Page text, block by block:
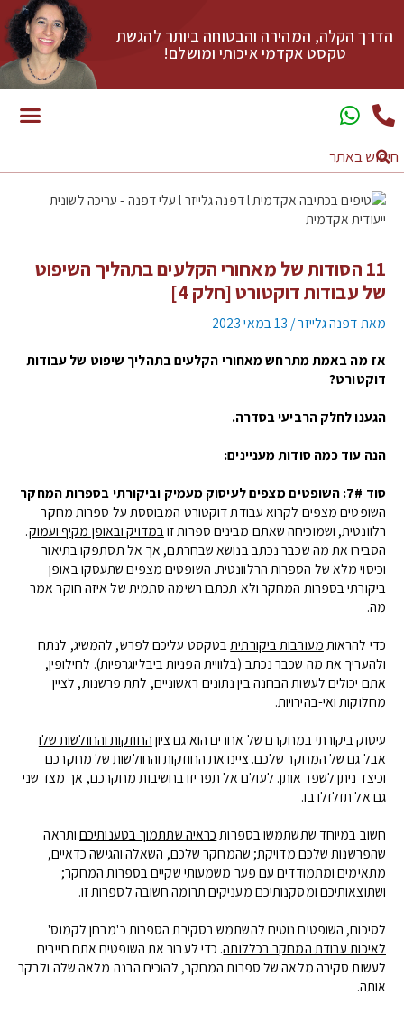
הדרך הקלה, המהירה והבטוחה ביותר להגשת
טקסט אקדמי איכותי ומושלם!
11 הסודות של מאחורי הקלעים בתהליך השיפוט
של עבודות דוקטורט [חלק 4]
מאת דפנה גלייזר/ 13 במאי 2023
אז מה באמת מתרחש מאחורי הקלעים בתהליך שיפוט של עבודות
דוקטורט?
הגענו לחלק הרביעי בסדרה.
הנה עוד כמה סודות מעניינים:
סוד 7#: השופטים מצפים לעיסוק מעמיק וביקורתי בספרות המחקר
השופטים מצפים לקרוא עבודת דוקטורט המבוססת על ספרות מחקר
רלוונטית, ושמוכיחה שאתם מבינים ספרות זובמדויק ובאופן מקיף ועמוק.
הסבירו את מה שכבר נכתב בנושא שבחרתם, אך אל תסתפקו בתיאור
וכיסוי מלא של הספרות הרלוונטית. השופטים מצפים שתעסקו באופן
ביקורתי בספרות המחקר ולא תכתבו רשימה סתמית של איזה חוקר אמר
מה.
כדי להראות מעורבות ביקורתיתבטקסט עליכם לפרש, להמשיג, לנתח
ולהעריך את מה שכבר נכתב (בלוויית הפניות ביבליוגרפיות). לחילופין,
אתם יכולים לעשות הבחנה בין נתונים ראשוניים, לתת פרשנות, לציין
מחלוקות ואי-בהירויות.
עיסוק ביקורתי במחקרם של אחרים הוא גם ציון החוזקות והחולשות שלו
אבל גם של המחקר שלכם. ציינו את החוזקות והחולשות של מחקרכם
וכיצד ניתן לשפר אותן. לעולם אל תפריזו בחשיבות מחקרכם, אך מצד שני
גם אל תזלזלו בו.
חשוב במיוחד שתשתמשו בספרות כראיה שתתמוך בטענותיכםותראה
שהפרשנות שלכם מדויקת; שהמחקר שלכם, השאלה והגישה כדאיים,
מתאימים ומתמודדים עם פער משמעותי שקיים בספרות המחקר;
ושתוצאותיכם ומסקנותיכם מעניקים תרומה חשובה לספרות זו.
לסיכום, השופטים נוטים להשתמש בסקירת הספרות כ'מבחן לקמוס'
לאיכות עבודת המחקר בכללותה. כדי לעבור את השופטים אתם חייבים
לעשות סקירה מלאה של ספרות המחקר, להוכיח הבנה מלאה שלה ולבקר
אותה.